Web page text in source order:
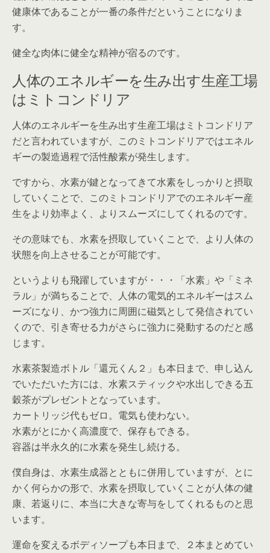
健康体であることが一番の条件だということになりま
す。
健全な肉体に健全な精神が宿るのです。
人体のエネルギーを生み出す生産工場
はミトコンドリア
人体のエネルギーを生み出す生産工場はミトコンドリア
だと言われていますが、このミトコンドリアではエネル
ギーの製造過程で活性酸素が発生します。
ですから、水素が鍵となってきて水素をしっかりと摂取
していくことで、このミトコンドリアでのエネルギー産
生をより効率よく、よりスムーズにしてくれるのです。
その意味でも、水素を摂取していくことで、より人体の
状態を向上させることが可能です。
というよりも飛躍していますが・・・「水素」や「ミネ
ラル」が満ちることで、人体の電気的エネルギーはスム
ーズになり、かつ強力に周囲に磁気として発信されてい
くので、引き寄せる力がさらに強力に発動するのだと感
じます。
水素茶製造ボトル「還元くん２」も本日まで、申し込ん
でいただいた方には、水素スティックや水出しできる五
穀茶がプレゼントとなっています。
カートリッジ代もゼロ。電気も使わない。
水素がとにかく高濃度で、保存もできる。
容器は半永久的に水素を発生し続ける。
僕自身は、水素生成器とともに併用していますが、とに
かく何らかの形で、水素を摂取していくことが人体の健
康、若返りに、本当に大きな寄与をしてくれるものと思
います。
運命を変えるボディソープも本日まで、２本まとめてい